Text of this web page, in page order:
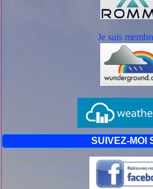
Je suis mem
SUIVEZ-MOI